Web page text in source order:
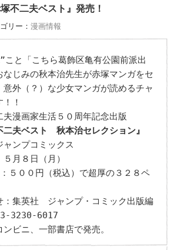
不二夫ベスト』発売！
リー：漫画情報
こと「こちら葛飾区亀有公園前派出
なじみの秋本治先生が赤塚マンガをセ
意外（？）な少女マンガが読めるチャ
！
夫漫画家生活５０周年記念出版
二夫ベスト 秋本治セレクション』
ャンプコミックス
月８日（月）
００円（税込）で超厚の３２８ペ
：集英社 ジャンプ・コミック出版編
3230-6017
ンビニ、一部書店で発売。